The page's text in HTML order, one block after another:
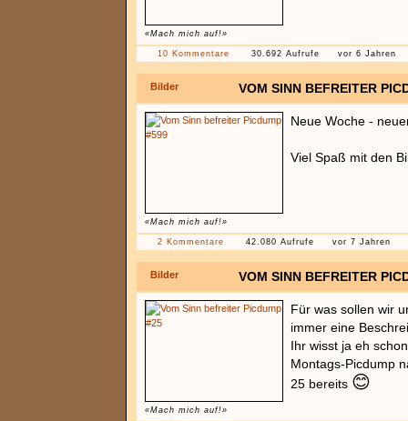
«Mach mich auf!»
10 Kommentare 30.692 Aufrufe vor 6 Jahren
Bilder VOM SINN BEFREITER
«Mach mich auf!»
Neue Woche -
Viel Spaß mit den
2 Kommentare 42.080 Aufrufe vor 7 Jahren
Bilder VOM SINN BEFREITER
«Mach mich auf!»
Für was sollen wir
immer eine
Ihr wisst ja eh
Montags-Picdump
25 bereits 😊